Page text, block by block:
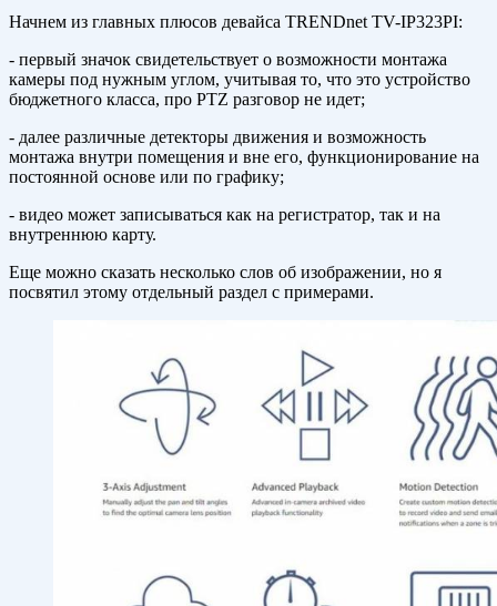
Начнем из главных плюсов девайса TRENDnet TV-IP323PI:
- первый значок свидетельствует о возможности монтажа
камеры под нужным углом, учитывая то, что это устройство
бюджетного класса, про PTZ разговор не идет;
- далее различные детекторы движения и возможность
монтажа внутри помещения и вне его, функционирование на
постоянной основе или по графику;
- видео может записываться как на регистратор, так и на
внутреннюю карту.
Еще можно сказать несколько слов об изображении, но я
посвятил этому отдельный раздел с примерами.